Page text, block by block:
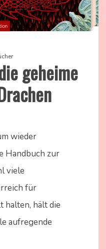
geheime
wieder
Handbuch zur
viele
für
halten, hält die
aufregende